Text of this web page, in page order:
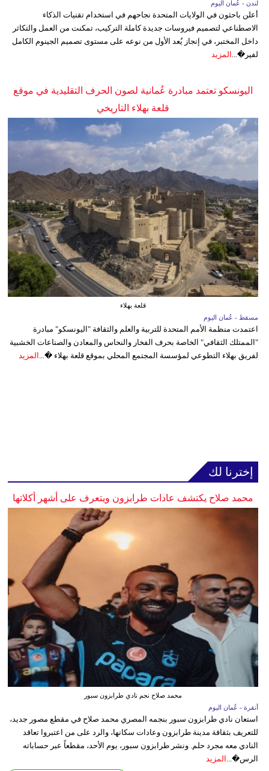
لندن - عُمان اليوم
أعلن باحثون في الولايات المتحدة نجاحهم في استخدام تقنيات الذكاء
الاصطناعي لتصميم فيروسات جديدة كاملة التركيب، تمكنت من العمل والتكاثر
داخل المختبر، في إنجاز يُعد الأول من نوعه على مستوى تصميم الجينوم الكامل
لفير�... المزيد
اليونسكو تعتمد مبادرة عُمانية لصون الحرف التقليدية في موقع
قلعة بهلاء التاريخي
قلعة بهلاء
مسقط - عُمان اليوم
اعتمدت منظمة الأمم المتحدة للتربية والعلم والثقافة "اليونسكو" مبادرة
"الممتلك الثقافي" الخاصة بحرف الفخار والنحاس والمعادن والصناعات الخشبية
لفريق بهلاء التطوعي لمؤسسة المجتمع المحلي بموقع قلعة بهلاء �... المزيد
إخترنا لك
محمد صلاح يكتشف عادات طرابزون ويتعرف على أشهر أكلاتها
محمد صلاح نجم نادي طرابزون سبور
أنقرة - عُمان اليوم
استعان نادي طرابزون سبور بنجمه المصري محمد صلاح في مقطع مصور جديد،
للتعريف بثقافة مدينة طرابزون وعادات سكانها، والرد على من اعتبروا تعاقد
النادي معه مجرد حلم. ونشر طرابزون سبور، يوم الأحد، مقطعاً عبر حساباته
الرس�...
المزيد